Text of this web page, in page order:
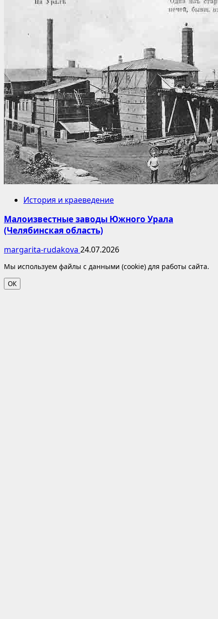
История и краеведение
Малоизвестные заводы Южного Урала
(Челябинская область)
margarita-rudakova 24.07.2026
Мы используем файлы с данными (cookie) для работы сайта.
ОК